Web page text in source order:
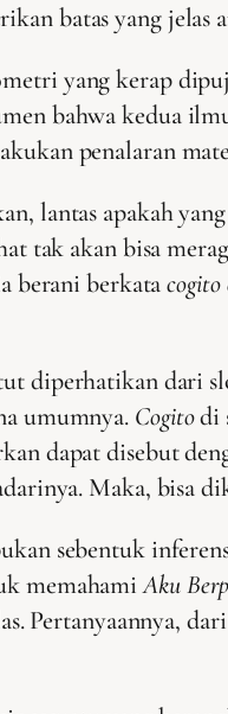
batas yang jelas
yang kerap
bahwa kedua
penalaran
lantas apakah
tak akan bisa
berani berkatacogito
diperhatikan dari
umumnya. Cogitodi
dapat disebut
Maka, bisa
sebentuk
memahamiAku
Pertanyaannya,